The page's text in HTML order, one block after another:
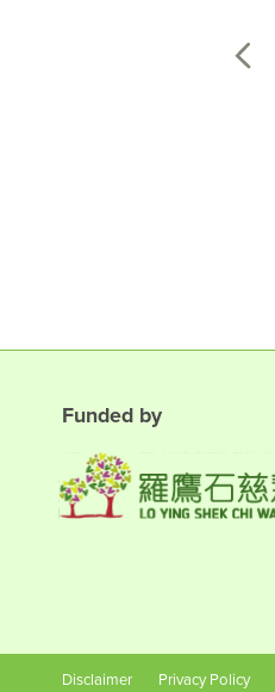
Funded by
Disclaimer Privacy Policy